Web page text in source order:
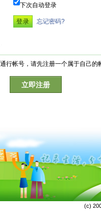
下次自动登录
忘记密码?
行帐号，请先注册一个属于自己的
立即注册
(c)